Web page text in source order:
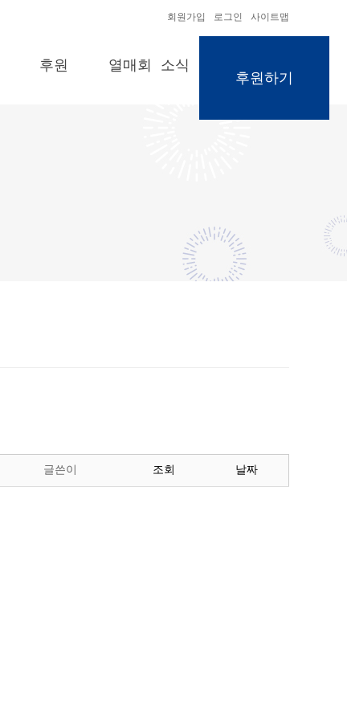
회원가입 로그인 사이트맵
후원 열매회 소식
후원하기
글쓴이 조회 날짜